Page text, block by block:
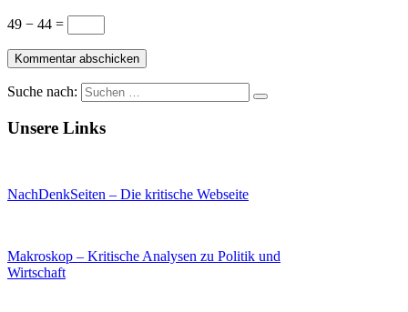
49 − 44 =
Suche nach:
Unsere Links
NachDenkSeiten – Die kritische Webseite
Makroskop – Kritische Analysen zu Politik und
Wirtschaft